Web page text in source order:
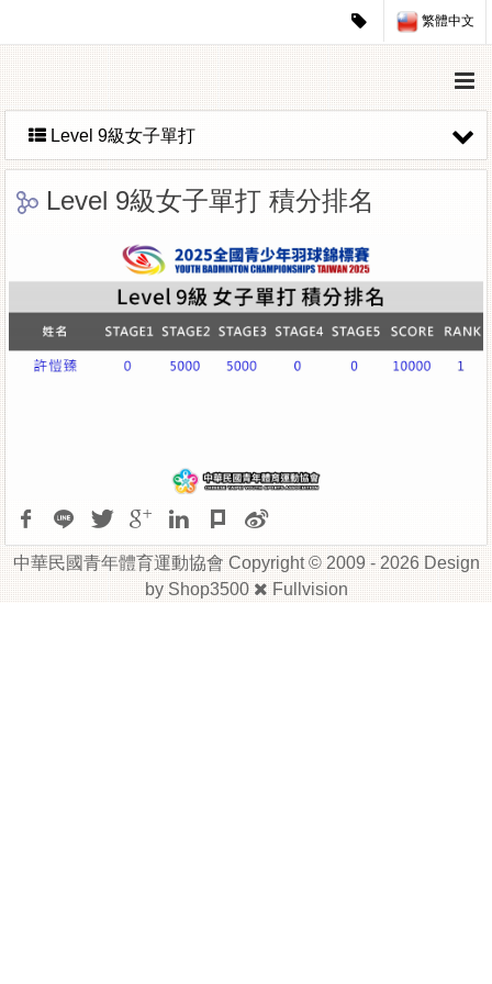
繁體中文
Level 9級女子單打
Level 9級女子單打 積分排名
中華民國青年體育運動協會 Copyright © 2009 - 2026 Design
byShop3500 Fullvision